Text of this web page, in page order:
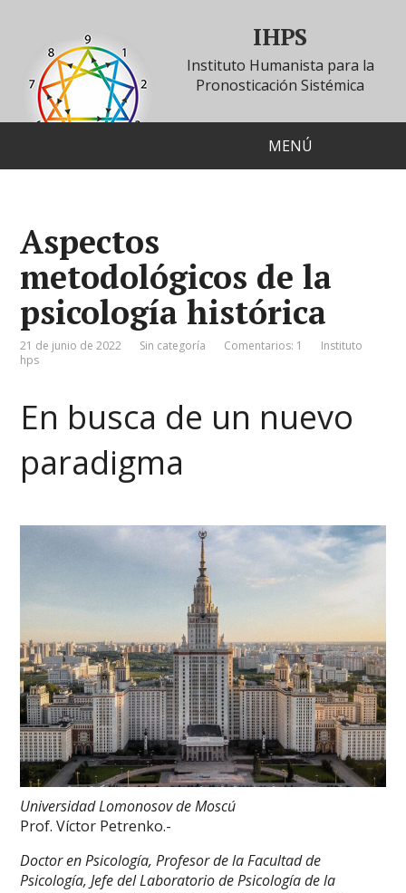
IHPS
Instituto Humanista para la
Pronosticación Sistémica
MENÚ
Aspectos
metodológicos de la
psicología histórica
21 de junio de 2022 Sin categoría Comentarios: 1
Instituto
hps
En busca de un nuevo
paradigma
Universidad Lomonosov de Moscú
Prof. Víctor Petrenko.-
Doctor en Psicología, Profesor de la Facultad de
Psicología, Jefe del Laboratorio de Psicología de la